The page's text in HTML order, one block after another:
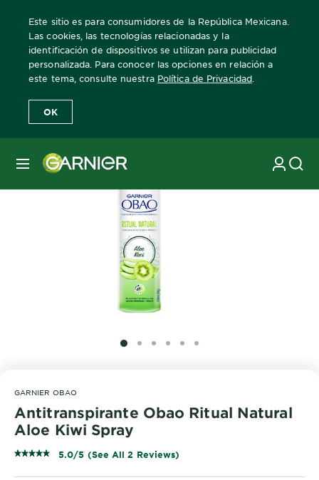
Este sitio es para consumidores de la República Mexicana.
Las cookies, las tecnologías relacionadas y la
identificación de dispositivos se utilizan para publicidad
personalizada. Para conocer las opciones en relación a
este tema, consulte nuestra Política de Privacidad
OK
MENÚ
Home obao-mujer
SLIDE 1
SLIDE 2
SLIDE 3
SLIDE 4
SLIDE 5
SLIDE 6
GARNIER OBAO
Antitranspirante Obao Ritual Natural
Aloe Kiwi Spray
5.0/5 (See All 2 Reviews)